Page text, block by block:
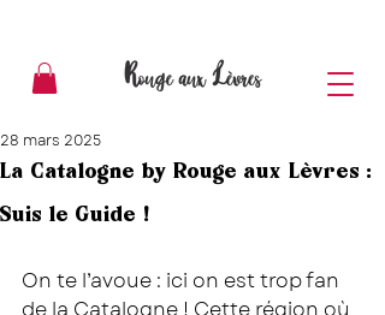
La Catalogne by Rouge aux Lèvres :
Suis le Guide !
28 mars 2025
On te l’avoue : ici on est trop fan